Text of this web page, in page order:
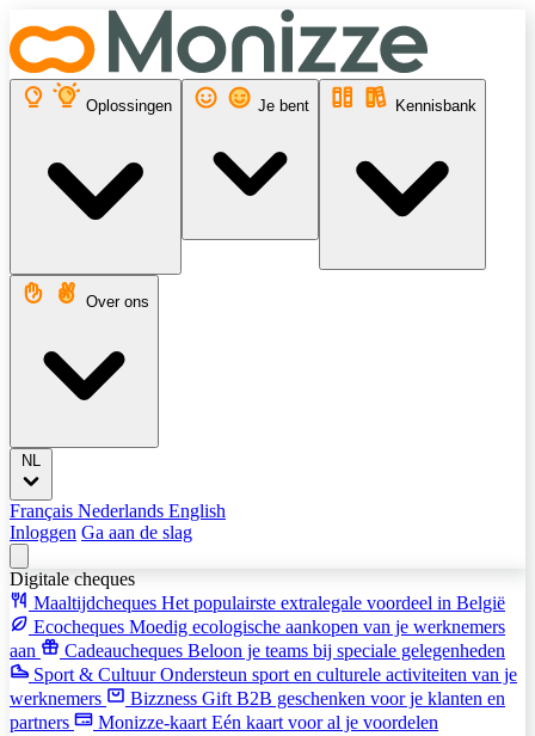
Oplossingen Je bent Kennisbank
Over ons
Français Nederlands English
Inloggen Ga aan de slag
Digitale cheques
Maaltijdcheques Het populairste extralegale voordeel in België
Ecocheques Moedig ecologische aankopen van je werknemers
aan
Cadeaucheques Beloon je teams bij speciale gelegenheden
Sport & CultuurOndersteun sport en culturele activiteiten van je
werknemers
Bizzness Gift B2B geschenken voor je klanten en
partners
Monizze-kaart Eén kaart voor al je voordelen